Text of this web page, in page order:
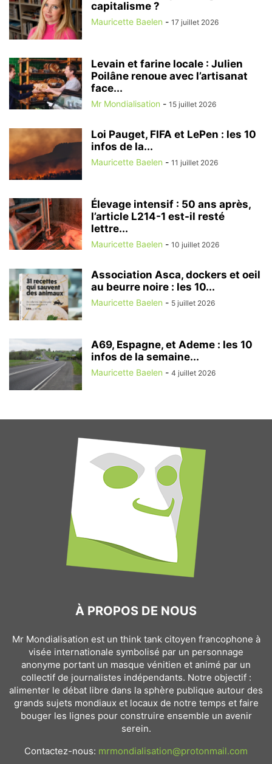
capitalisme ?
Mauricette Baelen - 17 juillet 2026
Levain et farine locale : Julien
Poilâne renoue avec l’artisanat
face...
Mr Mondialisation - 15 juillet 2026
Loi Pauget, FIFA et LePen : les 10
infos de la...
Mauricette Baelen - 11 juillet 2026
Élevage intensif : 50 ans après,
l’article L214-1 est-il resté
lettre...
Mauricette Baelen - 10 juillet 2026
Association Asca, dockers et oeil
au beurre noire : les 10...
Mauricette Baelen - 5 juillet 2026
A69, Espagne, et Ademe : les 10
infos de la semaine...
Mauricette Baelen - 4 juillet 2026
À PROPOS DE NOUS
Mr Mondialisation est un think tank citoyen francophone à
visée internationale symbolisé par un personnage
anonyme portant un masque vénitien et animé par un
collectif de journalistes indépendants. Notre objectif :
alimenter le débat libre dans la sphère publique autour des
grands sujets mondiaux et locaux de notre temps et faire
bouger les lignes pour construire ensemble un avenir
serein.
Contactez-nous: mrmondialisation@protonmail.com